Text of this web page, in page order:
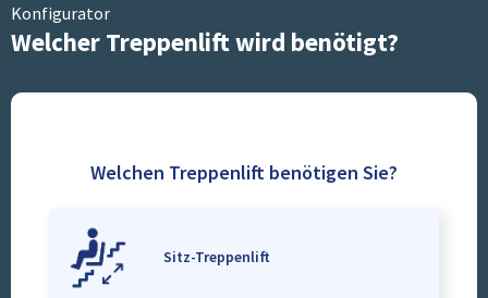
Konfigurator
Welcher Treppenlift wird benötigt?
Welchen Treppenlift benötigen Sie?
Sitz-Treppenlift